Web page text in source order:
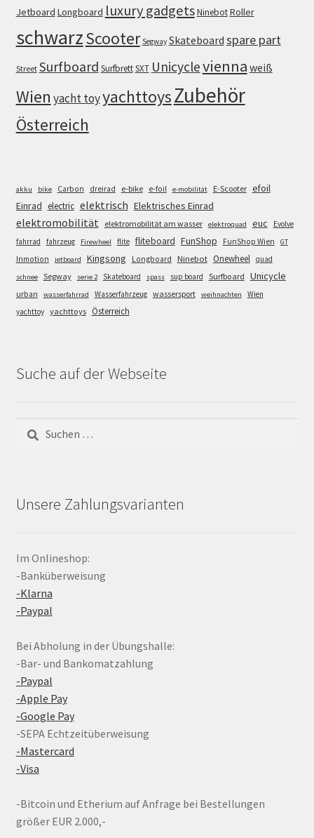
Jetboard Longboard luxury gadgetsNinebotRoller
schwarzScooter Segway Skateboard spare part
Street Surfboard SurfbrettSXT Unicyclevienna weiß
Wien yacht toyyachttoysZubehör
Österreich
akku bike Carbon dreirad e-bike e-foil e-mobilität E-Scooter efoil
Einrad electric elektrisch Elektrisches Einrad
elektromobilität elektromobilität am wasser elektroquad euc
Evolve
fahrrad
fahrzeug Firewheel flite fliteboard FunShop FunShop Wien GT
Inmotion jetboard Kingsong Longboard Ninebot Onewheel quad
schnee Segway serie 2 Skateboard spass sup board Surfboard Unicycle
urban wasserfahrrad Wasserfahrzeug wassersport weihnachten
Wien
yachttoy yachttoys Österreich
Suche auf der Webseite
Suchen
nach:
Unsere Zahlungsvarianten
Im Onlineshop:
-Banküberweisung
-Klarna
-Paypal
Bei Abholung in der Übungshalle:
-Bar- und Bankomatzahlung
-Paypal
-Apple Pay
-Google Pay
-SEPA Echtzeitüberweisung
-Mastercard
-Visa
-Bitcoin und Etherium auf Anfrage bei Bestellungen
größer EUR 2.000,-